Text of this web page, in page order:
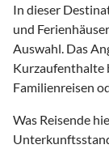
In dieser
und
Auswahl. Das
Kurzaufenthalte
Familienreisen
Was Reisende